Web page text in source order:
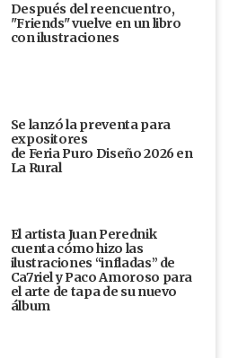
Después del reencuentro,
"Friends" vuelve en un libro
con ilustraciones
Se lanzó la preventa para
expositores
de Feria Puro Diseño 2026 en
La Rural
El artista Juan Perednik
cuenta cómo hizo las
ilustraciones “infladas” de
Ca7riel y Paco Amoroso para
el arte de tapa de su nuevo
álbum